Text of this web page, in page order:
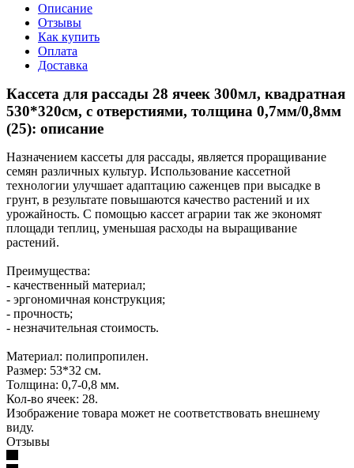
Описание
Отзывы
Как купить
Оплата
Доставка
Кассета для рассады 28 ячеек 300мл, квадратная
530*320см, с отверстиями, толщина 0,7мм/0,8мм
(25): описание
Назначением кассеты для рассады, является проращивание
семян различных культур. Использование кассетной
технологии улучшает адаптацию саженцев при высадке в
грунт, в результате повышаются качество растений и их
урожайность. С помощью кассет аграрии так же экономят
площади теплиц, уменьшая расходы на выращивание
растений.
Преимущества:
- качественный материал;
- эргономичная конструкция;
- прочность;
- незначительная стоимость.
Материал: полипропилен.
Размер: 53*32 см.
Толщина: 0,7-0,8 мм.
Кол-во ячеек: 28.
Изображение товара может не соответствовать внешнему
виду.
Отзывы